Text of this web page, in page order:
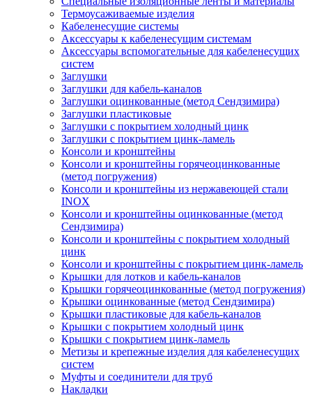
Термоусаживаемые изделия
Кабеленесущие системы
Аксессуары к кабеленесущим системам
Аксессуары вспомогательные для кабеленесущих
систем
Заглушки
Заглушки для кабель-каналов
Заглушки оцинкованные (метод Сендзимира)
Заглушки пластиковые
Заглушки с покрытием холодный цинк
Заглушки с покрытием цинк-ламель
Консоли и кронштейны
Консоли и кронштейны горячеоцинкованные
(метод погружения)
Консоли и кронштейны из нержавеющей стали
INOX
Консоли и кронштейны оцинкованные (метод
Сендзимира)
Консоли и кронштейны с покрытием холодный
цинк
Консоли и кронштейны с покрытием цинк-ламель
Крышки для лотков и кабель-каналов
Крышки горячеоцинкованные (метод погружения)
Крышки оцинкованные (метод Сендзимира)
Крышки пластиковые для кабель-каналов
Крышки с покрытием холодный цинк
Крышки с покрытием цинк-ламель
Метизы и крепежные изделия для кабеленесущих
систем
Муфты и соединители для труб
Накладки